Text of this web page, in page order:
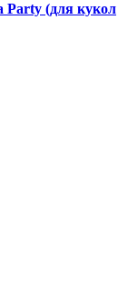
Party (для кукол